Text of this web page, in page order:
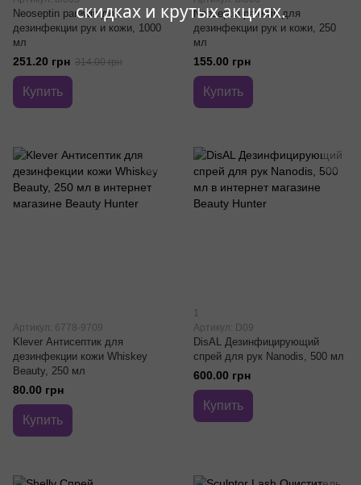
скидках и крутых акциях.
Neoseptin parewin для
дезинфекции рук и кожи, 1000
мл
251.20 грн 314.00 грн
Купить
Neoseptin parewin для
дезинфекции рук и кожи, 250
мл
155.00 грн
Купить
Артикул: 6778-9709
Klever Антисептик для
дезинфекции кожи Whiskey
Beauty, 250 мл
80.00 грн
Купить
1
Артикул: D09
DisAL Дезинфицирующий
спрей для рук Nanodis, 500 мл
600.00 грн
Купить